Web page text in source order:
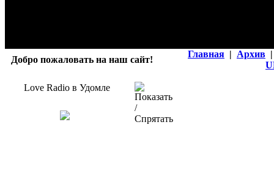
Добро пожаловать на наш сайт!
Главная | Архив |
Love Radio в Удомле